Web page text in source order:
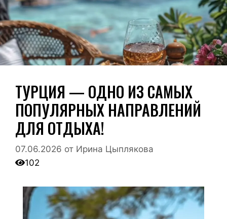
ТУРЦИЯ — ОДНО ИЗ САМЫХ
ПОПУЛЯРНЫХ НАПРАВЛЕНИЙ
ДЛЯ ОТДЫХА!
07.06.2026 от Ирина Цыплякова
102